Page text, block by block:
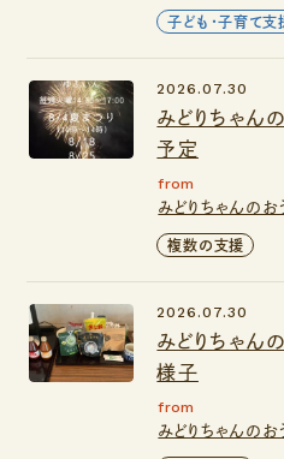
子ども・子育て支
みどりちゃん
予定
2026.07.30
from
みどりちゃんのお
複数の支援
みどりちゃん
様子
2026.07.30
from
みどりちゃんのお